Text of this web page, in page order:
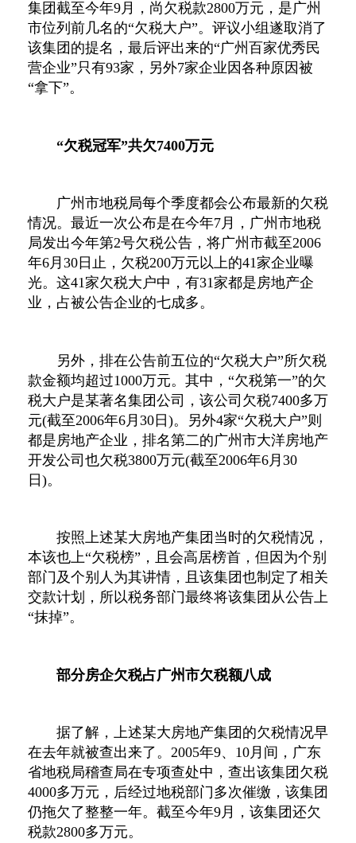
集团截至今年9月，尚欠税款2800万元，是广州
市位列前几名的“欠税大户”。评议小组遂取消了
该集团的提名，最后评出来的“广州百家优秀民
营企业”只有93家，另外7家企业因各种原因被
“拿下”。
“欠税冠军”共欠7400万元
广州市地税局每个季度都会公布最新的欠税
情况。最近一次公布是在今年7月，广州市地税
局发出今年第2号欠税公告，将广州市截至2006
年6月30日止，欠税200万元以上的41家企业曝
光。这41家欠税大户中，有31家都是房地产企
业，占被公告企业的七成多。
另外，排在公告前五位的“欠税大户”所欠税
款金额均超过1000万元。其中，“欠税第一”的欠
税大户是某著名集团公司，该公司欠税7400多万
元(截至2006年6月30日)。另外4家“欠税大户”则
都是房地产企业，排名第二的广州市大洋房地产
开发公司也欠税3800万元(截至2006年6月30
日)。
按照上述某大房地产集团当时的欠税情况，
本该也上“欠税榜”，且会高居榜首，但因为个别
部门及个别人为其讲情，且该集团也制定了相关
交款计划，所以税务部门最终将该集团从公告上
“抹掉”。
部分房企欠税占广州市欠税额八成
据了解，上述某大房地产集团的欠税情况早
在去年就被查出来了。2005年9、10月间，广东
省地税局稽查局在专项查处中，查出该集团欠税
4000多万元，后经过地税部门多次催缴，该集团
仍拖欠了整整一年。截至今年9月，该集团还欠
税款2800多万元。